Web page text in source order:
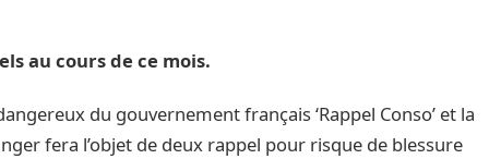
au cours de ce mois.
du gouvernement français ‘Rappel Conso’ et la
fera l’objet de deux rappel pour risque de blessure